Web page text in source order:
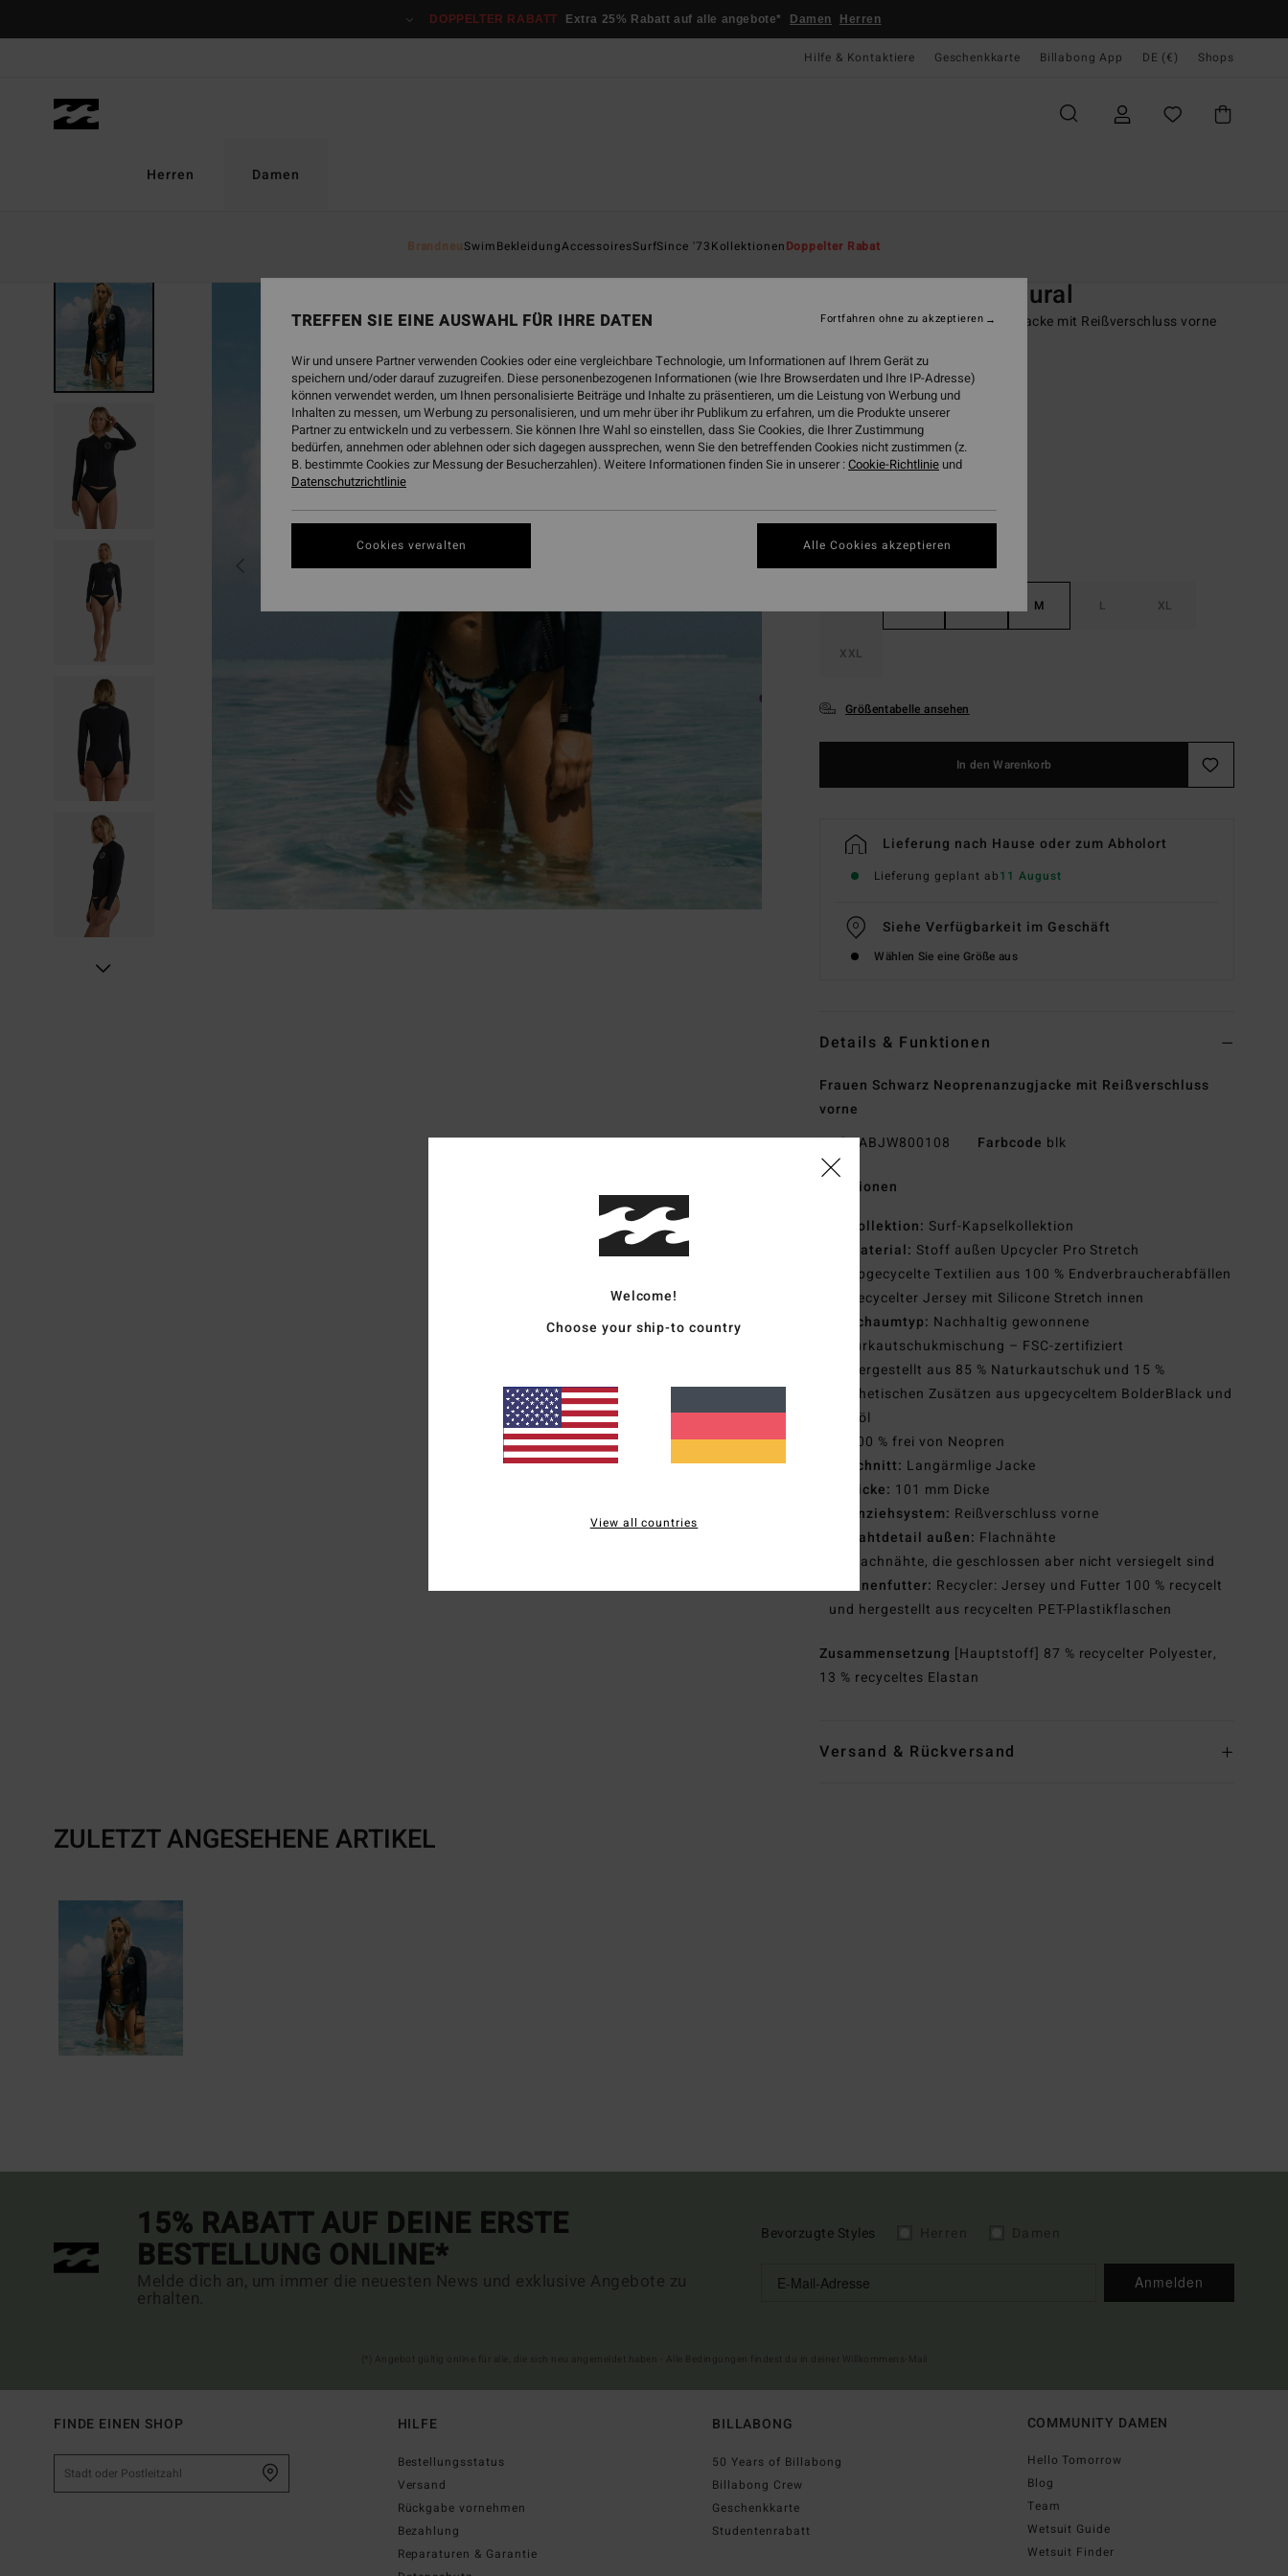
DOPPELTER RABATT Extra 25% Rabatt auf alle angebote* Damen Herren
Hilfe & Kontaktiere Geschenkkarte Billabong App DE (€) Shops
Herren Damen
BrandneuSwimBekleidungAccessoiresSurfSince '73KollektionenDoppelter Rabat
1/1mm Peeky Natural
Frauen Schwarz Neoprenanzugjacke mit Reißverschluss vorne
ECO-BONUS
119,95 €
FarbeBlack
M L XL
XXL
Größentabelle ansehen
In den Warenkorb
Lieferung nach Hause oder zum Abholort
Lieferung geplant ab11 August
Siehe Verfügbarkeit im Geschäft
Wählen Sie eine Größe aus
Details & Funktionen
Frauen Schwarz Neoprenanzugjacke mit Reißverschluss
vorne
StyleABJW800108 Farbcode blk
Funktionen
Kollektion: Surf-Kapselkollektion
Material: Stoff außen Upcycler Pro Stretch
Upgecycelte Textilien aus 100 % Endverbraucherabfällen
Recycelter Jersey mit Silicone Stretch innen
Schaumtyp: Nachhaltig gewonnene
Naturkautschukmischung – FSC-zertifiziert
Hergestellt aus 85 % Naturkautschuk und 15 %
synthetischen Zusätzen aus upgecyceltem BolderBlack und
Sojaöl
100 % frei von Neopren
Schnitt: Langärmlige Jacke
Dicke: 101 mm Dicke
Anziehsystem: Reißverschluss vorne
Nahtdetail außen: Flachnähte
Flachnähte, die geschlossen aber nicht versiegelt sind
Innenfutter: Recycler: Jersey und Futter 100 % recycelt
und hergestellt aus recycelten PET-Plastikflaschen
Zusammensetzung [Hauptstoff] 87 % recycelter Polyester,
13 % recyceltes Elastan
Versand & Rückversand
ZULETZT ANGESEHENE ARTIKEL
15% RABATT AUF DEINE ERSTE
BESTELLUNG ONLINE*
Melde dich an, um immer die neuesten News und exklusive Angebote zu
erhalten.
Bevorzugte Styles
Anmelden
FINDE EINEN SHOP HILFE
Bestellungsstatus
Versand
Rückgabe vornehmen
Bezahlung
Reparaturen & Garantie
BILLABONG
50 Years of Billabong
Billabong Crew
Geschenkkarte
Studentenrabatt
COMMUNITY DAMEN
Hello Tomorrow
Blog
Team
Wetsuit Guide
Wetsuit Finder
Welcome!
Choose your ship-to country
View all countries
TREFFEN SIE EINE AUSWAHL FÜR IHRE DATEN
Wir und unsere Partner verwenden Cookies oder eine vergleichbare Technologie, um Informationen auf Ihrem Gerät zu
speichern und/oder darauf zuzugreifen. Diese personenbezogenen Informationen (wie Ihre Browserdaten und Ihre IP-Adresse)
können verwendet werden, um Ihnen personalisierte Beiträge und Inhalte zu präsentieren, um die Leistung von Werbung und
Inhalten zu messen, um Werbung zu personalisieren, und um mehr über ihr Publikum zu erfahren, um die Produkte unserer
Partner zu entwickeln und zu verbessern. Sie können Ihre Wahl so einstellen, dass Sie Cookies, die Ihrer Zustimmung
bedürfen, annehmen oder ablehnen oder sich dagegen aussprechen, wenn Sie den betreffenden Cookies nicht zustimmen (z.
B. bestimmte Cookies zur Messung der Besucherzahlen). Weitere Informationen finden Sie in unserer :Cookie-Richtlinie und
Datenschutzrichtlinie
Cookies verwalten
Fortfahren ohne zu akzeptieren
Alle Cookies akzeptieren